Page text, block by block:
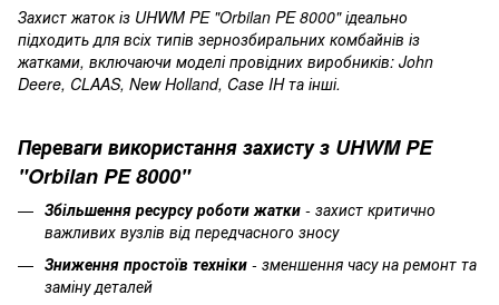
Захист жаток із UHWM PE "Orbilan PE 8000" ідеально
підходить для всіх типів зернозбиральних комбайнів із
жатками, включаючи моделі провідних виробників: John
Deere, CLAAS, New Holland, Case IH та інші.
Переваги використання захисту з UHWM PE
"Orbilan PE 8000"
Збільшення ресурсу роботи жатки - захист критично
важливих вузлів від передчасного зносу
Зниження простоїв техніки - зменшення часу на ремонт та
заміну деталей